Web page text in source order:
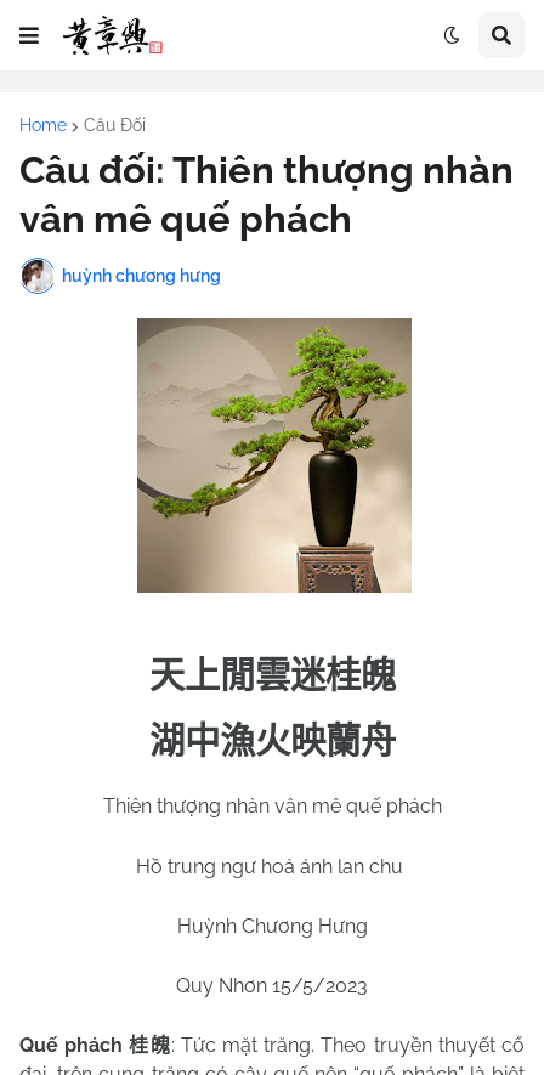
Home Câu Đối
Câu đối: Thiên thượng nhàn
vân mê quế phách
huỳnh chương hưng
天上閒雲迷桂魄
湖中漁火映蘭舟
Thiên thượng nhàn vân mê quế phách
Hồ trung ngư hoả ánh lan chu
Huỳnh Chương Hưng
Quy Nhơn 15/5/2023
Quế phách桂魄: Tức mặt trăng. Theo truyền thuyết cổ